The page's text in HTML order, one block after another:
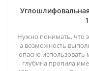
Нужно понимать, что
а возможность
опасно
глубина пропила